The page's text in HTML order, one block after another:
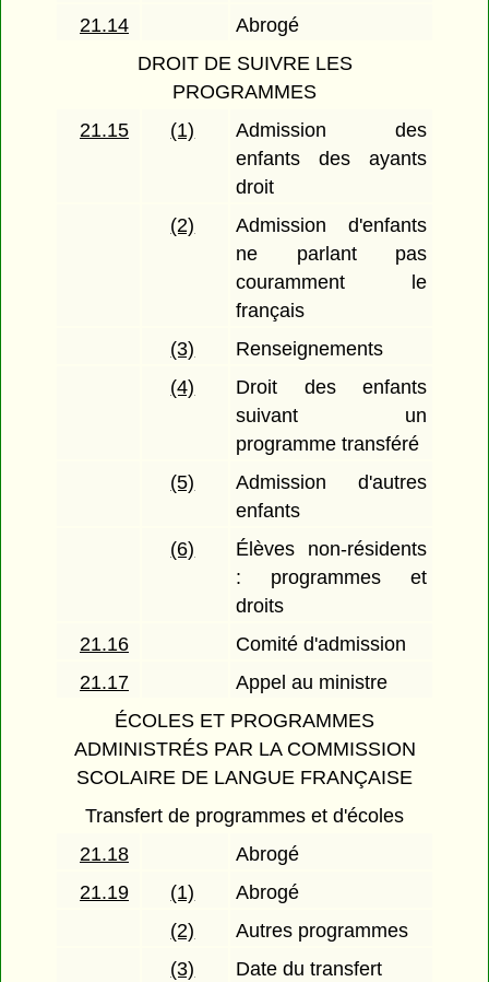
21.14
Abrogé
DROIT DE SUIVRE LES
PROGRAMMES
21.15
(1)
Admission des
enfants des ayants
droit
(2)
Admission d'enfants
ne parlant pas
couramment le
français
(3)
Renseignements
(4)
Droit des enfants
suivant un
programme transféré
(5)
Admission d'autres
enfants
(6)
Élèves non-résidents
: programmes et
droits
21.16
Comité d'admission
21.17
Appel au ministre
ÉCOLES ET PROGRAMMES
ADMINISTRÉS PAR LA COMMISSION
SCOLAIRE DE LANGUE FRANÇAISE
Transfert de programmes et d'écoles
21.18
Abrogé
21.19
(1)
Abrogé
(2)
Autres programmes
(3)
Date du transfert